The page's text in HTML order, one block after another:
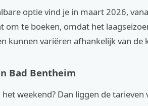
optie vind je in maart 2026,
om te boeken, omdat het
kunnen variëren afhankelijk van de
Bad Bentheim
weekend? Dan liggen de tarieven